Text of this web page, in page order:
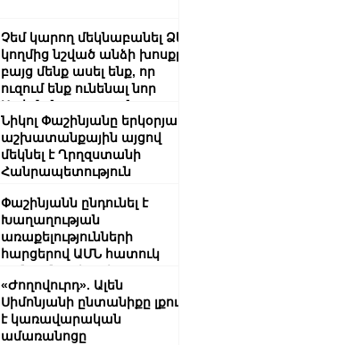
Չեմ կարող մեկնաբանել Ձեր
կողմից նշված անձի խոսքը,
բայց մենք ասել ենք, որ
ուզում ենք ունենալ նոր
Սահմանադրություն.
Գալյանը՝ Հաջիևի
հայտարարության մասին
Նիկոլ Փաշինյանը երկօրյա
աշխատանքային այցով
մեկնել է Ղրղզստանի
Հանրապետություն
Փաշինյանն ընդունել է
Խաղաղության
առաքելությունների
հարցերով ԱՄՆ հատուկ
խորհրդական Արյե
Լայթսթոունին և
Կոնստանտին Սոկոլովին
«Ժողովուրդ». Ալեն
Սիմոնյանի ընտանիքը լքում
է կառավարական
ամառանոցը